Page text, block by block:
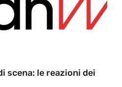
scena: le reazioni dei